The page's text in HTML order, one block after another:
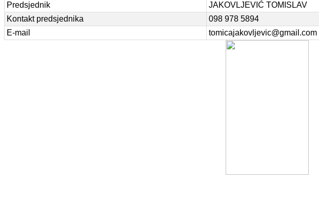
Predsjednik
JAKOVLJEVIĆ TOMISLAV
Kontakt predsjednika
098 978 5894
E-mail
tomicajakovljevic@gmail.com